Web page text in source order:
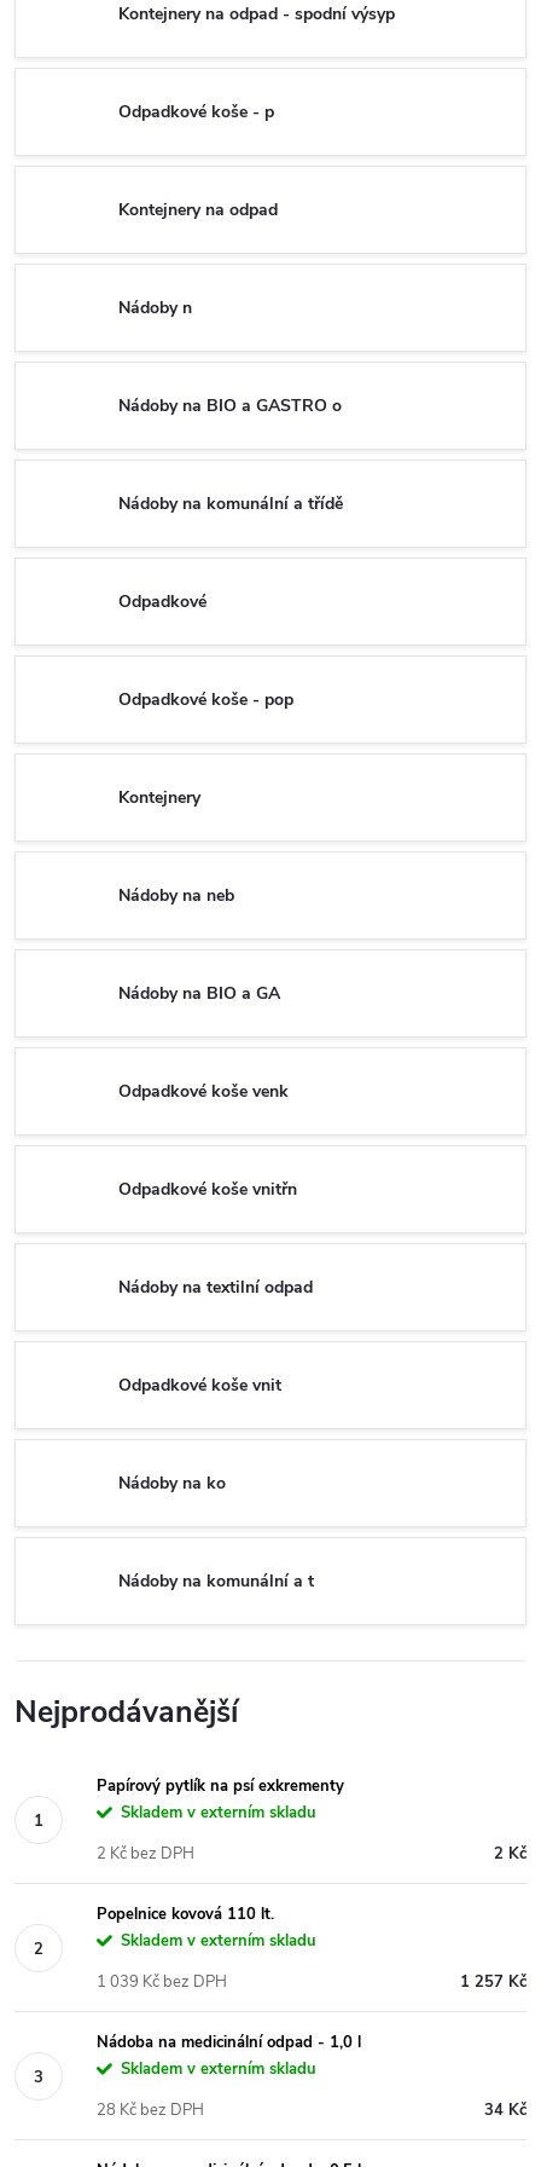
Kontejnery na odpad - spodní výsyp
Odpadkové koše - p
Kontejnery na odpad
Nádoby n
Nádoby na BIO a GASTRO o
Nádoby na komunální a třídě
Odpadkové
Odpadkové koše - pop
Kontejnery
Nádoby na neb
Nádoby na BIO a GA
Odpadkové koše venk
Odpadkové koše vnitřn
Nádoby na textilní odpad
Odpadkové koše vnit
Nádoby na ko
Nádoby na komunální a t
Nejprodávanější
Papírový pytlík na psí exkrementy
Skladem v externím skladu
2 Kč
2 Kč bez DPH
Popelnice kovová 110 lt.
Skladem v externím skladu
1 257 Kč
1 039 Kč bez DPH
Nádoba na medicinální odpad - 1,0 l
Skladem v externím skladu
34 Kč
28 Kč bez DPH